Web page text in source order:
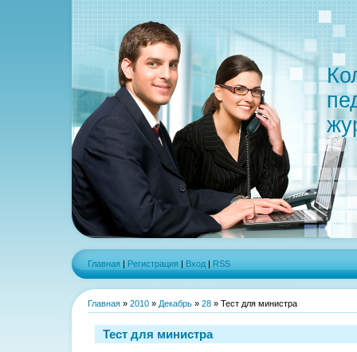
Главная | Регистрация | Вход | RSS
Главная » 2010 » Декабрь » 28 » Тест для министра
Тест для министра